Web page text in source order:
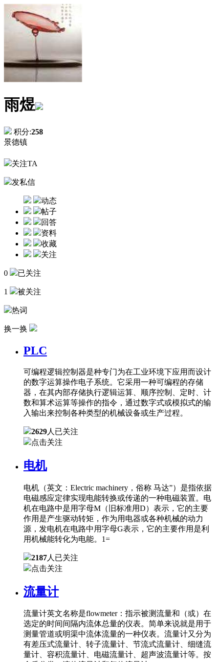
雨煜
积分:258
景德镇
关注TA
发私信
动态
帖子
回答
资料
收藏
关注
0 已关注
1 被关注
热词
换一换
PLC
可编程逻辑控制器是种专门为在工业环境下应用而设计
的数字运算操作电子系统。它采用一种可编程的存储
器，在其内部存储执行逻辑运算、顺序控制、定时、计
数和算术运算等操作的指令，通过数字式或模拟式的输
入输出来控制各种类型的机械设备或生产过程。
2629人已关注
点击关注
电机
电机（英文：Electric machinery，俗称 马达”）是指依据
电磁感应定律实现电能转换或传递的一种电磁装置。电
机在电路中是用字母M（旧标准用D）表示，它的主要
作用是产生驱动转矩，作为用电器或各种机械的动力
源，发电机在电路中用字母G表示，它的主要作用是利
用机械能转化为电能。1=
2187人已关注
点击关注
流量计
流量计英文名称是flowmeter：指示被测流量和（或）在
选定的时间间隔内流体总量的仪表。简单来说就是用于
测量管道或明渠中流体流量的一种仪表。流量计又分为
有差压式流量计、转子流量计、节流式流量计、细缝流
量计、容积流量计、电磁流量计、超声波流量计等。按